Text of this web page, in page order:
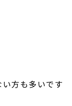
方も多いです